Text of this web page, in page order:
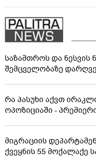
საზამთროს და ნესვის
შემცველობაზე
რა პასუხი აქვთ
ოპოზიციაში -
მიგრაციის
ქვეყნის 55 მოქალაქე